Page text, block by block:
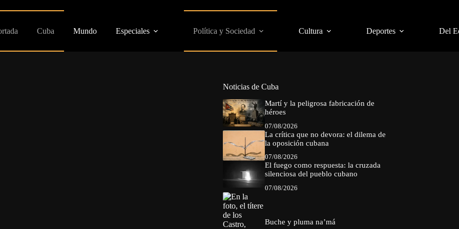
Cuba Mundo Especiales Política y Sociedad Cultura Deportes Del
Noticias de Cuba
Martí y la peligrosa fabricación de
héroes
07/08/2026
La crítica que no devora: el dilema de
la oposición cubana
07/08/2026
El fuego como respuesta: la cruzada
silenciosa del pueblo cubano
07/08/2026
Buche y pluma na’má